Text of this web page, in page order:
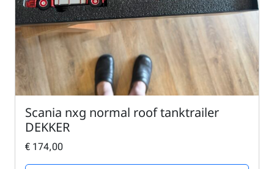
Scania nxg normal roof tanktrailer
DEKKER
€ 174,00